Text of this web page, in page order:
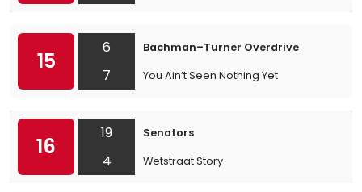
15
6
7
Bachman–Turner Overdrive
You Ain’t Seen Nothing Yet
16
19
4
Senators
Wetstraat Story